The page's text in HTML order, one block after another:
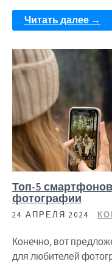
Читать далее →
Топ-5
фотографии
24 АПРЕЛЯ 2024
Конечно, вот
для любителей